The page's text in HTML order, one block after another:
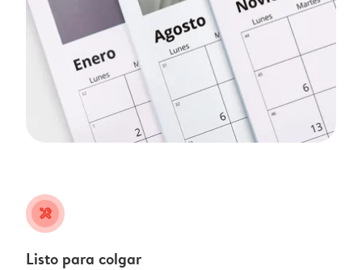
tools
Listo para colgar